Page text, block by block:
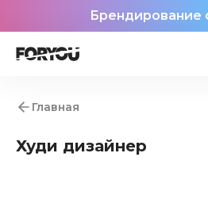
Главная
Худи дизайнер